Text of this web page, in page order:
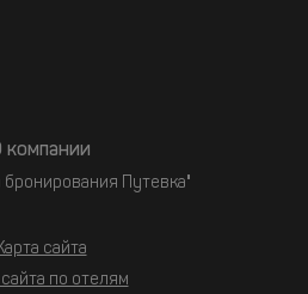
компании
Путевка"
сайта
по отелям